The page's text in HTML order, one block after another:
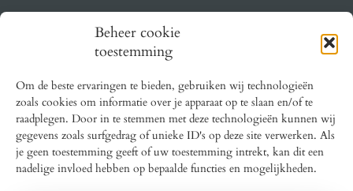
Beheer cookie
toestemming
Om de beste ervaringen te bieden, gebruiken wij technologieën
zoals cookies om informatie over je apparaat op te slaan en/of te
raadplegen. Door in te stemmen met deze technologieën kunnen wij
gegevens zoals surfgedrag of unieke ID's op deze site verwerken. Als
je geen toestemming geeft of uw toestemming intrekt, kan dit een
nadelige invloed hebben op bepaalde functies en mogelijkheden.